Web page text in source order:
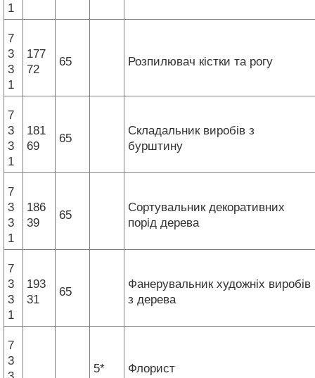
1
7
3
3
1
177
72
65 Розпилювач кістки та рогу
7
3
3
1
181
69
65
Складальник виробів з
бурштину
7
3
3
1
186
39
65
Сортувальник декоративних
порід дерева
7
3
3
1
193
31
65
Фанерувальник художніх виробів
з дерева
7
3
5* Флорист